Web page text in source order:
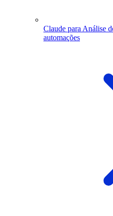
Claude para Análise
automações